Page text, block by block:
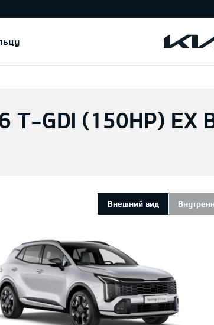
T-GDI (150HP) EX
Внешний вид